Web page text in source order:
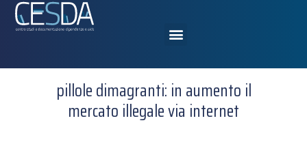
pillole dimagranti: in aumento il
mercato illegale via internet